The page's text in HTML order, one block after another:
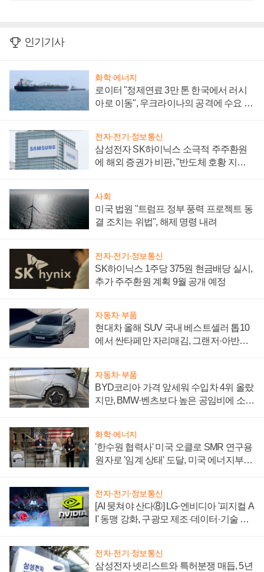
인기기사
화학·에너지
로이터 "정제연료 3만 톤 한국에서 러시
아로 이동", 우크라이나의 공격에 수요 늘
전자·전기·정보통신
삼성전자 SK하이닉스 소극적 주주환원
에 해외 증권가 비판, "반도체 호황 지속
사회
미국 법원 "트럼프 정부 풍력 프로젝트 동
결 조치는 위법", 해제 명령 내려
전자·전기·정보통신
SK하이닉스 1주당 375원 현금배당 실시,
추가 주주환원 계획 9월 공개 예정
자동차·부품
현대차 올해 SUV 국내 베스트셀러 톱10
에서 싼타페만 자리매김, 그랜저·아반떼
자동차·부품
BYD코리아 가격 앞세워 수입차 4위 올랐
지만, BMW·벤츠보다 높은 공임비에 소비
화학·에너지
'한수원 협력사' 미국 오클로 SMR 연구용
원자로 '임계 상태' 도달, 미국 에너지부
전자·전기·정보통신
[AI 뭉쳐야 산다⑧] LG·엔비디아 '피지컬 A
I' 동맹 강화, 구광모 제조·데이터·기술 결
전자·전기·정보통신
삼성전자 넷리스트와 특허분쟁 매듭, 5년